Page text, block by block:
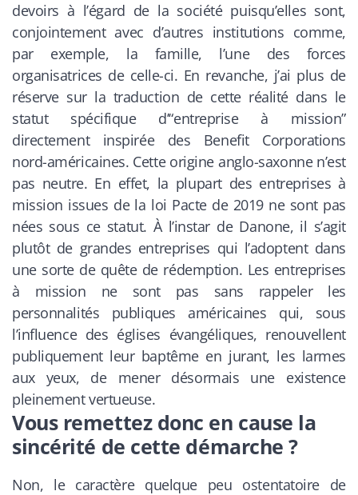
devoirs à l’égard de la société puisqu’elles sont,
conjointement avec d’autres institutions comme,
par exemple, la famille, l’une des forces
organisatrices de celle-ci. En revanche, j’ai plus de
réserve sur la traduction de cette réalité dans le
statut spécifique d’“entreprise à mission”
directement inspirée des Benefit Corporations
nord-américaines. Cette origine anglo-saxonne n’est
pas neutre. En effet, la plupart des entreprises à
mission issues de la loi Pacte de 2019 ne sont pas
nées sous ce statut. À l’instar de Danone, il s’agit
plutôt de grandes entreprises qui l’adoptent dans
une sorte de quête de rédemption. Les entreprises
à mission ne sont pas sans rappeler les
personnalités publiques américaines qui, sous
l’influence des églises évangéliques, renouvellent
publiquement leur baptême en jurant, les larmes
aux yeux, de mener désormais une existence
pleinement vertueuse.
Vous remettez donc en cause la
sincérité de cette démarche ?
Non, le caractère quelque peu ostentatoire de